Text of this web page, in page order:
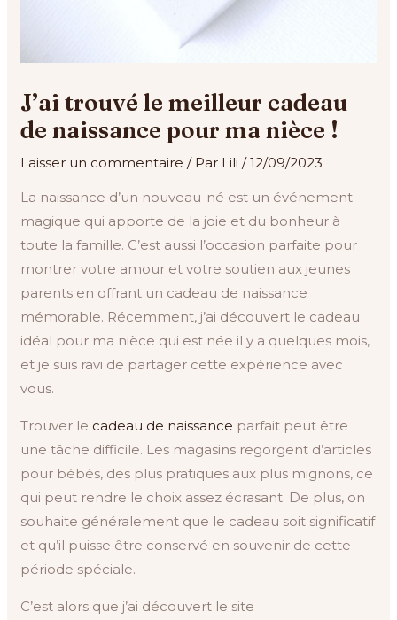
J’ai trouvé le meilleur cadeau
de naissance pour ma nièce !
Laisser un commentaire / Par Lili/12/09/2023
La naissance d’un nouveau-né est un événement
magique qui apporte de la joie et du bonheur à
toute la famille. C’est aussi l’occasion parfaite pour
montrer votre amour et votre soutien aux jeunes
parents en offrant un cadeau de naissance
mémorable. Récemment, j’ai découvert le cadeau
idéal pour ma nièce qui est née il y a quelques mois,
et je suis ravi de partager cette expérience avec
vous.
Trouver le cadeau de naissance parfait peut être
une tâche difficile. Les magasins regorgent d’articles
pour bébés, des plus pratiques aux plus mignons, ce
qui peut rendre le choix assez écrasant. De plus, on
souhaite généralement que le cadeau soit significatif
et qu’il puisse être conservé en souvenir de cette
période spéciale.
C’est alors que j’ai découvert le site